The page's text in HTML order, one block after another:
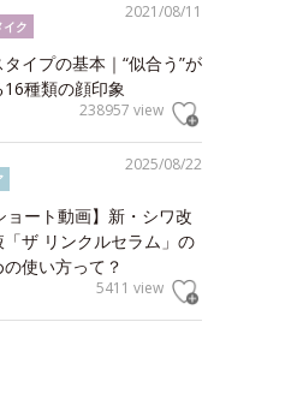
2021/08/11
ク
イプの基本｜“似合う”が
16種類の顔印象
238957 view
2025/08/22
ョート動画】新・シワ改
ザ リンクルセラム」の
使い方って？
5411 view